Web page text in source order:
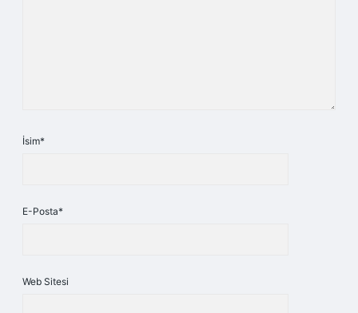
İsim*
E-Posta*
Web Sitesi